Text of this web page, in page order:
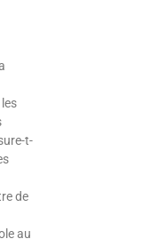
t-
de
au